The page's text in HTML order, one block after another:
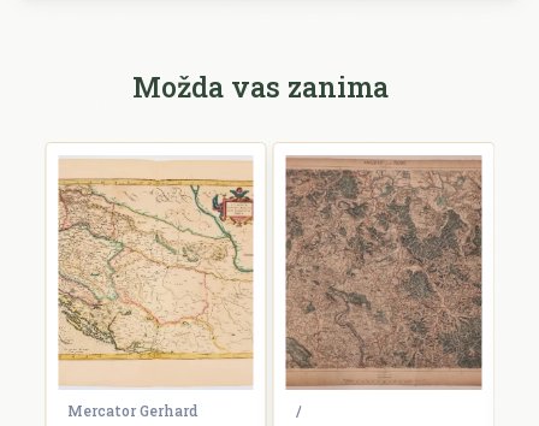
Možda vas zanima
Mercator Gerhard /